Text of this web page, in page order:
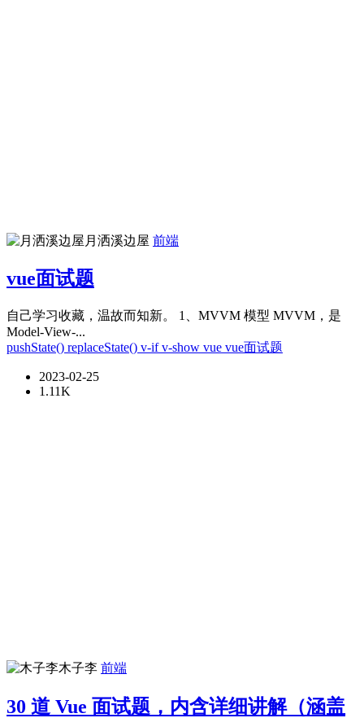
月洒溪边屋 前端
vue面试题
自己学习收藏，温故而知新。 1、MVVM 模型 MVVM，是
Model-View-...
pushState() replaceState() v-if v-show vue vue面试题
2023-02-25
1.11K
木子李 前端
30 道 Vue 面试题，内含详细讲解（涵盖